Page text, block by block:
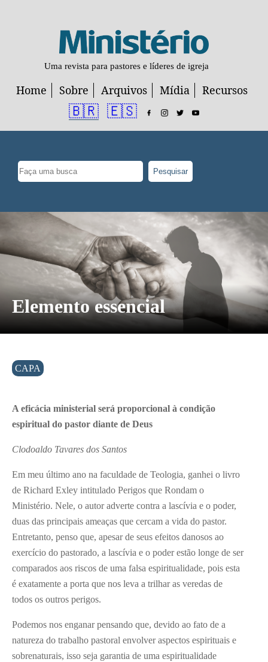
Uma revista para pastores e líderes de igreja
Home Sobre Arquivos Mídia Recursos
🇧🇷 🇪🇸
Pesquisar
Elemento essencial
CAPA
A eficácia ministerial será proporcional à condição
espiritual do pastor diante de Deus
Clodoaldo Tavares dos Santos
Em meu último ano na faculdade de Teologia, ganhei o livro
de Richard Exley intitulado Perigos que Rondam o
Ministério. Nele, o autor adverte contra a lascívia e o poder,
duas das principais ameaças que cercam a vida do pastor.
Entretanto, penso que, apesar de seus efeitos danosos ao
exercício do pastorado, a lascívia e o poder estão longe de ser
comparados aos riscos de uma falsa espiritualidade, pois esta
é exatamente a porta que nos leva a trilhar as veredas de
todos os outros perigos.
Podemos nos enganar pensando que, devido ao fato de a
natureza do trabalho pastoral envolver aspectos espirituais e
sobrenaturais, isso seja garantia de uma espiritualidade